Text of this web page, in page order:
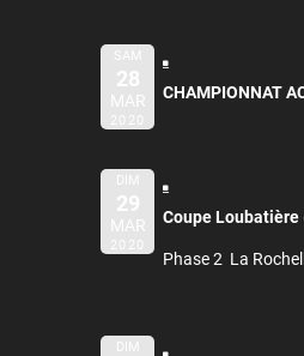
SAM
28
MAR
2020
CHAMPIONNAT
DIM
29
MAR
2020
Coupe Loubatière
Phase 2 La
DIM